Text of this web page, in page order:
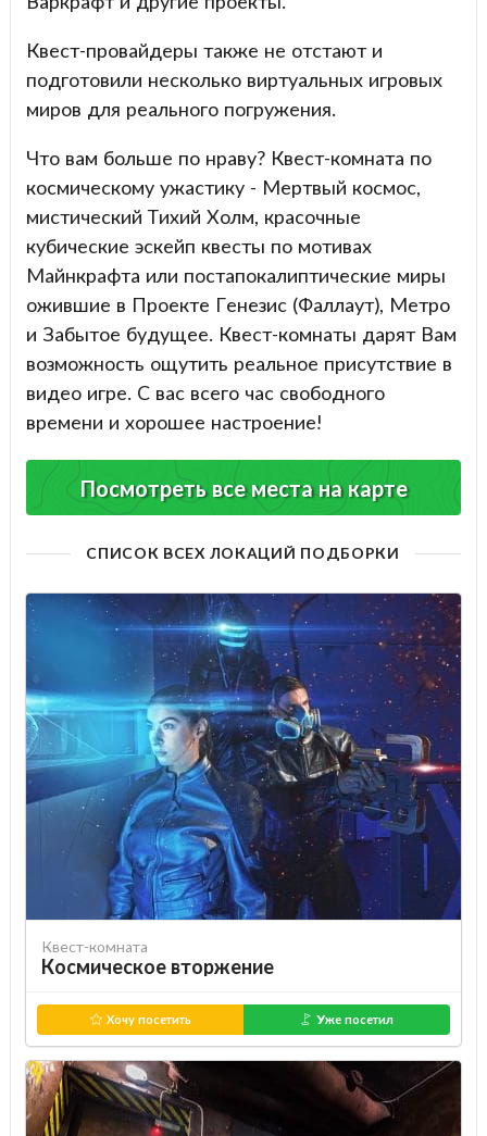
Квест-провайдеры также не отстают и
подготовили несколько виртуальных игровых
миров для реального погружения.
Что вам больше по нраву? Квест-комната по
космическому ужастику - Мертвый космос,
мистический Тихий Холм, красочные
кубические эскейп квесты по мотивах
Майнкрафта или постапокалиптические миры
ожившие в Проекте Генезис (Фаллаут), Метро
и Забытое будущее. Квест-комнаты дарят Вам
возможность ощутить реальное присутствие в
видео игре. С вас всего час свободного
времени и хорошее настроение!
Посмотреть все места на карте
СПИСОК ВСЕХ ЛОКАЦИЙ ПОДБОРКИ
Квест-комната
Космическое вторжение
Хочу посетить Уже посетил